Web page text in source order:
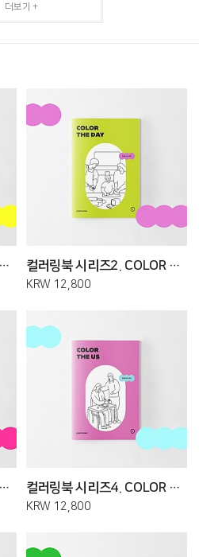
더보기 +
컬러링북 시리즈1. COLOR THE NATURE 컬러링북 시리즈2. COLOR THE DAY
KRW 12,800
컬러링북 시리즈3. COLOR THE FLOWER 컬러링북 시리즈4. COLOR THE US
KRW 12,800